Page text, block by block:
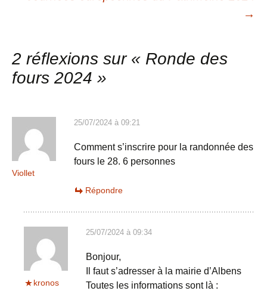
articles
→
2 réflexions sur « Ronde des
fours 2024 »
Viollet
25/07/2024 à 09:21
Comment s’inscrire pour la randonnée des
fours le 28. 6 personnes
Répondre
kronos
25/07/2024 à 09:34
Bonjour,
Il faut s’adresser à la mairie d’Albens
Toutes les informations sont là :